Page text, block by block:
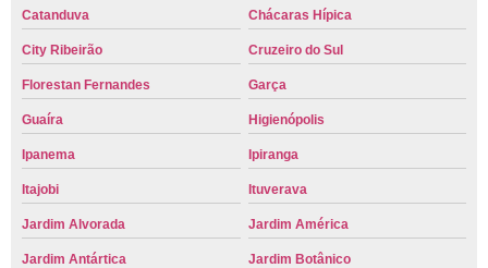
Catanduva Chácaras Hípica
City Ribeirão Cruzeiro do Sul
Florestan Fernandes Garça
Guaíra Higienópolis
Ipanema Ipiranga
Itajobi Ituverava
Jardim Alvorada Jardim América
Jardim Antártica Jardim Botânico